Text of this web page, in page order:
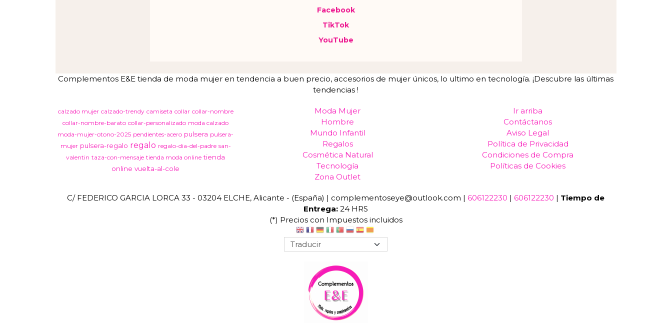
Facebook
TikTok
YouTube
Complementos E&E tienda de moda mujer en tendencia a buen precio, accesorios de mujer únicos, lo ultimo en tecnología. ¡Descubre las últimas
tendencias !
calzado mujer calzado-trendy camiseta collar collar-nombre
collar-nombre-barato collar-personalizado moda calzado
moda-mujer-otono-2025 pendientes-acero pulsera pulsera-
mujer pulsera-regalo regalo regalo-dia-del-padre san-
valentin taza-con-mensaje tienda moda online tienda
online vuelta-al-cole
Moda Mujer
Hombre
Mundo Infantil
Regalos
Cosmética Natural
Tecnología
Zona Outlet
Ir arriba
Contáctanos
Aviso Legal
Política de Privacidad
Condiciones de Compra
Políticas de Cookies
C/ FEDERICO GARCIA LORCA 33 - 03204 ELCHE, Alicante - (España) | complementoseye@outlook.com |606122230 |606122230 | Tiempo de
Entrega:24 HRS
(*) Precios con Impuestos incluidos